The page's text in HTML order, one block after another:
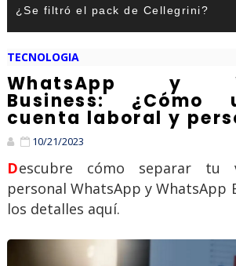
¿Se filtró el pack de Cellegrini?
TECNOLOGIA
WhatsApp y
Business: ¿Cómo
cuenta laboral y
10/21/2023
Descubre cómo separar tu vida laboral y
personal WhatsApp y WhatsApp
los detalles aquí.